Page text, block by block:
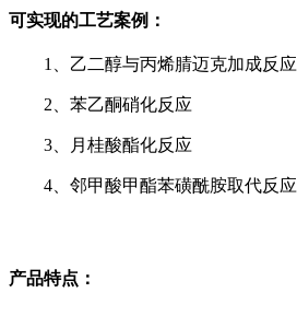
可实现的工艺案例：
1、乙二醇与丙烯腈迈克加成反应
2、苯乙酮硝化反应
3、月桂酸酯化反应
4、邻甲酸甲酯苯磺酰胺取代反应
产品特点：